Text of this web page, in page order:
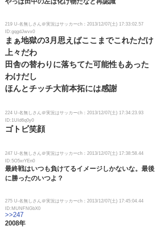
219 U-名無しさん＠実況はサッカーch：2013/12/07(土) 17:33:02.57
ID:gqgdJwvx0
まぁ地獄の3月思えばここまでこれただけ
上々だわ
田舎の替わりに落ちてた可能性もあった
わけだし
ほんとチッチ大前本拓には感謝
224 U-名無しさん＠実況はサッカーch：2013/12/07(土) 17:34:23.93
ID:1UId6q0y0
ゴトビ笑顔
247 U-名無しさん＠実況はサッカーch：2013/12/07(土) 17:38:58.44
ID:5O5xrYEn0
最終戦はいつも負けてるイメージしかないな。最後
に勝ったのいつよ？
275 U-名無しさん＠実況はサッカーch：2013/12/07(土) 17:45:04.44
ID:MUNFNGbX0
>>247
2008年